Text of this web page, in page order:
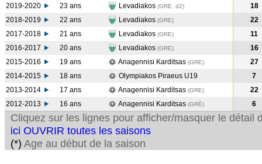
2019-2020 23 ans Levadiakos (GRE, d2)
18
2018-2019
22 ans Levadiakos (GRE)
22
2017-2018
21 ans Levadiakos (GRE)
11
2016-2017
20 ans Levadiakos (GRE)
16
2015-2016
19 ans Anagennisi Karditsas (GRE)
27
2014-2015
18 ans Olympiakos Piraeus U19
7
2013-2014
17 ans Anagennisi Karditsas (GRE)
22
2012-2013
16 ans Anagennisi Karditsas (GRÈ) 6
Cliquez sur les lignes pour afficher/masquer le détail
ici OUVRIR toutes les saisons
(*) Age au début de la saison